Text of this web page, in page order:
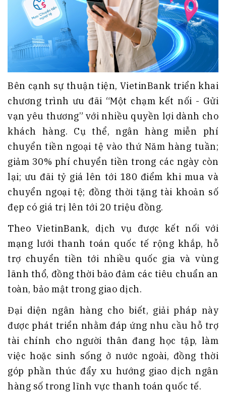
Bên cạnh sự thuận tiện, VietinBank triển khai
chương trình ưu đãi “Một chạm kết nối - Gửi
vạn yêu thương” với nhiều quyền lợi dành cho
khách hàng. Cụ thể, ngân hàng miễn phí
chuyển tiền ngoại tệ vào thứ Năm hàng tuần;
giảm 30% phí chuyển tiền trong các ngày còn
lại; ưu đãi tỷ giá lên tới 180 điểm khi mua và
chuyển ngoại tệ; đồng thời tặng tài khoản số
đẹp có giá trị lên tới 20 triệu đồng.
Theo VietinBank, dịch vụ được kết nối với
mạng lưới thanh toán quốc tế rộng khắp, hỗ
trợ chuyển tiền tới nhiều quốc gia và vùng
lãnh thổ, đồng thời bảo đảm các tiêu chuẩn an
toàn, bảo mật trong giao dịch.
Đại diện ngân hàng cho biết, giải pháp này
được phát triển nhằm đáp ứng nhu cầu hỗ trợ
tài chính cho người thân đang học tập, làm
việc hoặc sinh sống ở nước ngoài, đồng thời
góp phần thúc đẩy xu hướng giao dịch ngân
hàng số trong lĩnh vực thanh toán quốc tế.